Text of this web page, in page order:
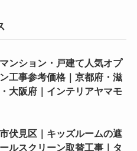
ンション・戸建て人気オプ
工事参考価格｜京都府・滋
大阪府｜インテリアヤマモ
伏見区｜キッズルームの遮
ルスクリーン取替工事｜タ